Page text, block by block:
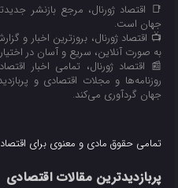
📑 اقتصاد ژورنال، مرجع بازنشر
جهان است.
📺 اقتصاد ژورنال، بروزترین اخبار و
به صورت آنلاین، سریع و آسان در
📰 اقتصاد ژورنال، تمامی اخبار
روزنامه‌ها و مجلات اقتصادی و
جهان گردآوری می‌کند.
تمامی حقوق مادی و معنوی برای
پربازدیدترین مقالات اقتصادی